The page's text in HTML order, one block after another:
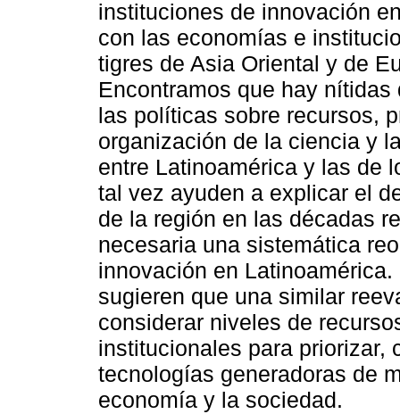
instituciones de innovación
con las economías e
tigres de Asia Oriental y de
Encontramos que hay nítidas
las políticas sobre recursos,
organización de la ciencia y
entre Latinoamérica y las de
tal vez ayuden a explicar el
de la región en las décadas
necesaria una sistemática
innovación en
sugieren que una similar
considerar niveles de
institucionales para priorizar,
tecnologías generadoras de
economía y la sociedad.